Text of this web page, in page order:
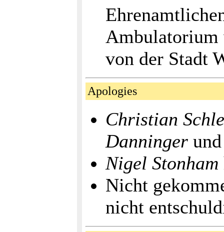
von der Stadt
Apologies
Christian
Danninger
Nigel Stonham
Nicht
nicht